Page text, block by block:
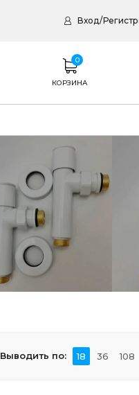
Вход/
0
КОРЗИНА
Выводить по: 18 36 108